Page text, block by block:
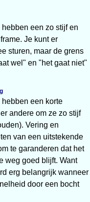
een zo stijf en
Je kunt er
sturen, maar de grens
wel" en "het gaat niet"
hebben een korte
andere om ze zo stijf
Vering en
van een uitstekende
te garanderen dat het
weg goed blijft. Want
erg belangrijk wanneer
door een bocht